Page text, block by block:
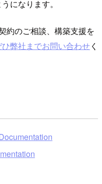
になります。
約のご相談、構築支援を
弊社までお問い合わせく